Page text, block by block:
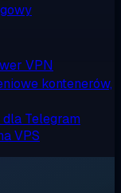
VPN
kontenerów,
Telegram
VPS